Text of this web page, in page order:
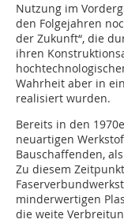
Nutzung im
den Folgejahren
der Zukunft“, die
ihren
Wahrheit aber in
realisiert wurden.
Bereits in den
neuartigen
Bauschaffenden,
Zu diesem
minderwertigen
die weite